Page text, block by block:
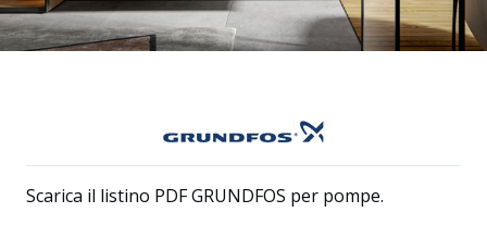
Scarica il listino PDF GRUNDFOS per pompe.